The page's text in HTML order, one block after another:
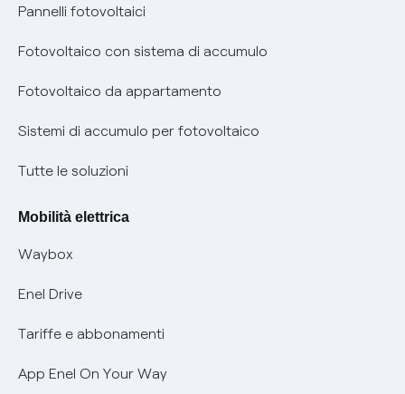
Assistenza Fibra
Diritto di ripensamento
Parental Control – Navigazione sicura
Informazioni precontrattuali prodotti e servizi
Condizioni generali di contratto prodotti e servizi
Informativa RAEE
Informativa Privacy AI
prescrizione
Remit
Certificazioni
Nuove regole europee per la protezione dei dati
Offerte Placet non vulnerabili
Offerta Tutela Vulnerabilità Gas
Mobilità Elettrica
Phishing e truffe online
Verifica chi ti ha chiamato
Pannelli fotovoltaici
Fotovoltaico con sistema di accumulo
Fotovoltaico da appartamento
Sistemi di accumulo per fotovoltaico
Tutte le soluzioni
Mobilità elettrica
Waybox
Enel Drive
Tariffe e abbonamenti
App Enel On Your Way